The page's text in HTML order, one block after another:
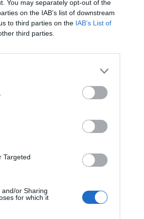
You may separately opt-out of the
on the IAB’s list of downstream
to third parties on the IAB’s List of
third parties.
Targeted
or Sharing
for which it
os tulajdoni részvétellel, 450 millió
és Szolgáltató Kft.-t. A
OTP Bank Rt.-ből történő
olvasása előfizetéses